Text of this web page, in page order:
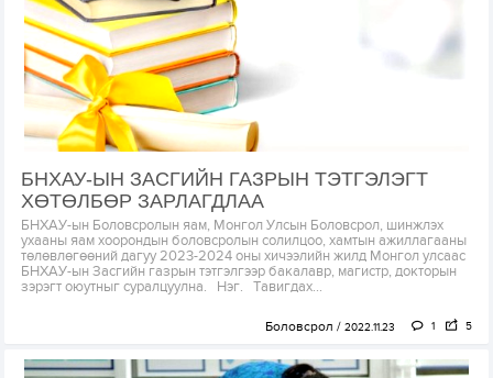
БНХАУ-ЫН ЗАСГИЙН ГАЗРЫН ТЭТГЭЛЭГТ
ХӨТӨЛБӨР ЗАРЛАГДЛАА
БНХАУ-ын Боловсролын яам, Монгол Улсын Боловсрол, шинжлэх
ухааны яам хоорондын боловсролын солилцоо, хамтын ажиллагааны
төлөвлөгөөний дагуу 2023-2024 оны хичээлийн жилд Монгол улсаас
БНХАУ-ын Засгийн газрын тэтгэлгээр бакалавр, магистр, докторын
зэрэгт оюутныг суралцуулна. Нэг. Тавигдах...
Боловсрол 2022.11.23 1 5